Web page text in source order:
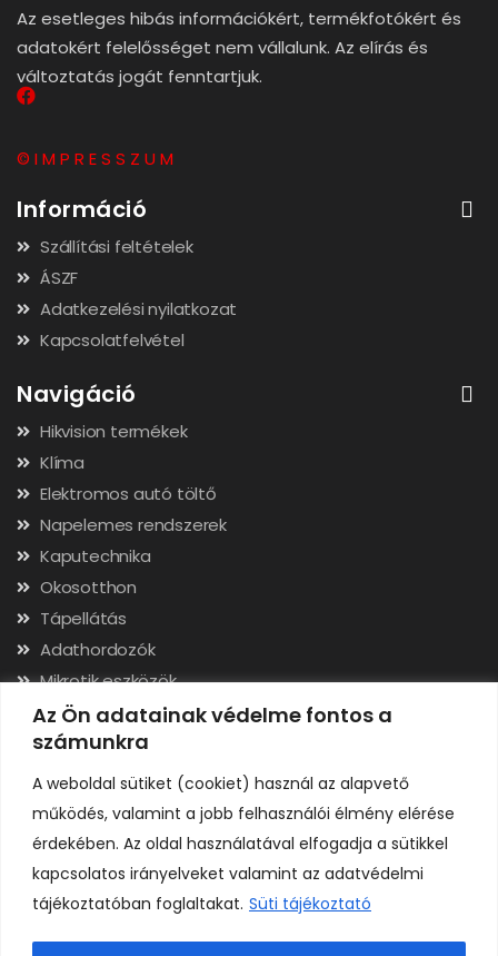
Az Ön adatainak védelme fontos a
számunkra
A weboldal sütiket (cookiet) használ az alapvető
működés, valamint a jobb felhasználói élmény elérése
érdekében. Az oldal használatával elfogadja a sütikkel
kapcsolatos irányelveket valamint az adatvédelmi
tájékoztatóban foglaltakat. Süti tájékoztató
Az esetleges hibás információkért, termékfotókért és
adatokért felelősséget nem vállalunk. Az elírás és
változtatás jogát fenntartjuk.
© I M P R E S S Z U M
Információ
Szállítási feltételek
ÁSZF
Adatkezelési nyilatkozat
Kapcsolatfelvétel
Navigáció
Hikvision termékek
Klíma
Elektromos autó töltő
Napelemes rendszerek
Kaputechnika
Okosotthon
Tápellátás
Adathordozók
Mikrotik eszközök
Hálózati kábelek, csatlakozók
Szerszámok
Elérhetőségek
Adószám: 24323257-2-02
Cégjegyzékszám: 02-09-079991
Bankszámla: 11731001-23136207